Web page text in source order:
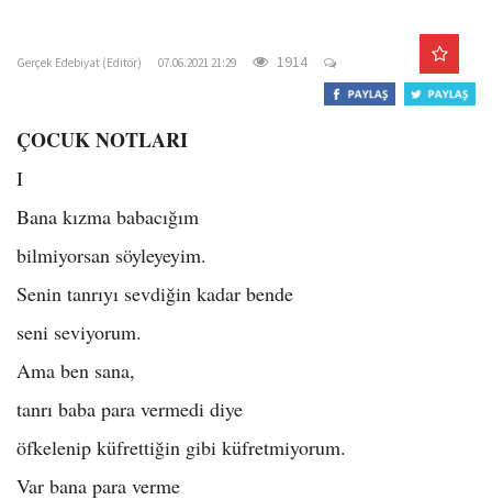
Gerçek Edebiyat (Editör) 07.06.2021 21:29 1914
ÇOCUK NOTLARI
I
Bana kızma babacığım
bilmiyorsan söyleyeyim.
Senin tanrıyı sevdiğin kadar bende
seni seviyorum.
Ama ben sana,
tanrı baba para vermedi diye
öfkelenip küfrettiğin gibi küfretmiyorum.
Var bana para verme